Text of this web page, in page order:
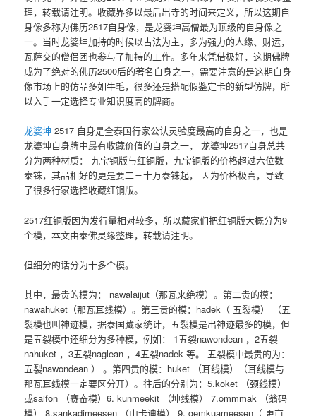
理，转载请注明。收藏界多以最后出寺的时间来定义，所以这期自
身像多称为佛历2517自身像，是龙婆坤高僧最为顶级的自身像之
一。当时龙婆坤加持的时候以古法为主，多为强力的人缘、财运，
瓦萨交的僧侣团也参与了加持的工作。多年来凭借极好，这期佛牌
成为了绝对的佛历2500后的著名自身之一，需要注意的是这期自身
像市场上的仿品多如牛毛，很多还是搭配假鉴定卡的新型仿牌，所
以入手一定选择专业知识度高的牌商。
龙婆坤 2517 自身是全泰国行家公认灵验度最高的自身之一，也是
龙婆坤自身牌中最有收藏价值的自身之一， 龙婆坤2517自身总共
分为两种材质： 九宝铜版与红铜版，九宝铜版的价格超过六位数
泰铢，其品相好的更是要二三十万泰铢起， 因为价格极高，导致
了很多行家选择收藏红铜版。
2517红铜版因为发行量相对较多，所以藏家们把红铜版大概分为9
个模，本文由泰佛灵缘整理，转载请注明。
但细分的话分为十多个模。
其中，最贵的模为： nawalaijut（那瓦来绝模）。第二贵的模：
nawahuket（那瓦耳线模）。第三贵的模：hadek（ 五裂模） （五
裂模也叫神迹模，据泰国藏家统计，五裂模是出神迹最多的模，但
是五裂模中还细分为多种模，例如： 1五裂nawondean ，2五裂
nahuket ，3五裂naglean ，4五裂nadek 等。 五裂模中最贵的为：
五裂nawondean ） 。第四贵的模：huket （耳线模）（耳线模与
那瓦耳线模一定要区分开）。往后的分别为：5.koket （颈线模）
或saifon （赛奋模）6. kunmeekit （坤线模） 7.ommmak （翁码
模） 8.sankadimeesen （山卡迪模） 9. gemkuameesen（ 更亩